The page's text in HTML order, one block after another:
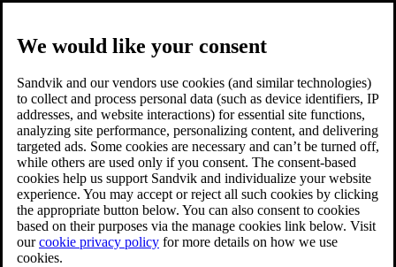
We would like your consent
Sandvik and our vendors use cookies (and similar technologies)
to collect and process personal data (such as device identifiers, IP
addresses, and website interactions) for essential site functions,
analyzing site performance, personalizing content, and delivering
targeted ads. Some cookies are necessary and can’t be turned off,
while others are used only if you consent. The consent-based
cookies help us support Sandvik and individualize your website
experience. You may accept or reject all such cookies by clicking
the appropriate button below. You can also consent to cookies
based on their purposes via the manage cookies link below. Visit
ourcookie privacy policy for more details on how we use
cookies.